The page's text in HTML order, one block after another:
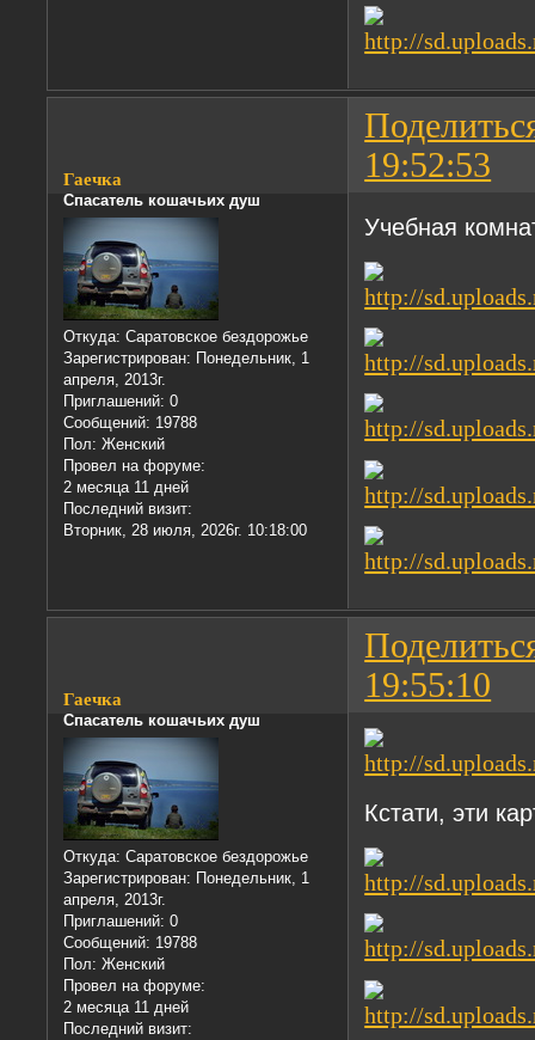
19:52:53
Гаечка
Спасатель кошачьих душ
Откуда: Саратовское бездорожье
Зарегистрирован: Понедельник, 1
апреля, 2013г.
Приглашений: 0
Сообщений: 19788
Пол: Женский
Провел на форуме:
2 месяца 11 дней
Последний визит:
Вторник, 28 июля, 2026г. 10:18:00
Учебная
19:55:10
Гаечка
Спасатель кошачьих душ
Откуда: Саратовское бездорожье
Зарегистрирован: Понедельник, 1
апреля, 2013г.
Приглашений: 0
Сообщений: 19788
Пол: Женский
Провел на форуме:
2 месяца 11 дней
Последний визит:
Кстати, эти